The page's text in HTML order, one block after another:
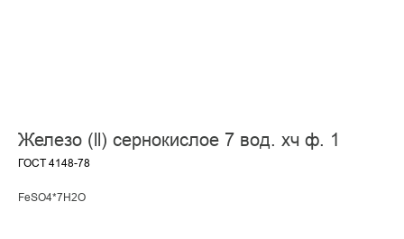
Железо (ll) сернокислое 7 вод. хч ф. 1
ГОСТ 4148-78
FeSO4*7H2O